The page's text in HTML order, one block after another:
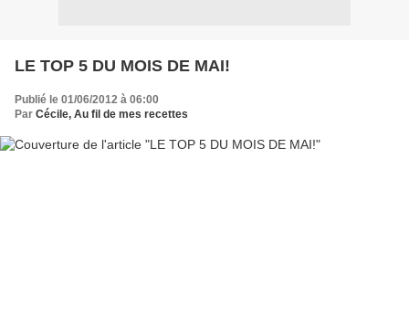
LE TOP 5 DU MOIS DE MAI!
Publié le 01/06/2012 à 06:00
Par Cécile, Au fil de mes recettes